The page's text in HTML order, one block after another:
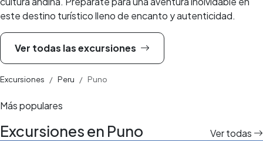
este destino turístico lleno de encanto y autenticidad.
Ver todas las excursiones
Excursiones Peru Puno
Más populares
Excursiones en Puno Ver todas